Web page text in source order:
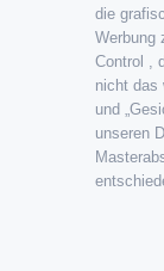
die
Werbung
Control ,
nicht das
und
unseren